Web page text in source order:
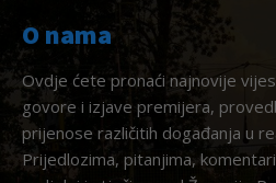
O nama
Ovdje ćete pronaći najnovije
govore i izjave premijera,
prijenose različitih događanja u
Prijedlozima, pitanjima,